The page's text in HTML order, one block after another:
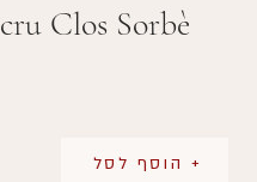
cru Clos Sorbè
+ הוסף לסל